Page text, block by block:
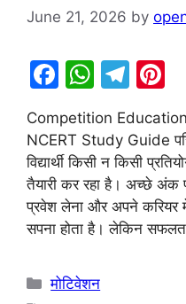
June 21, 2026 by
F
c
e
b
o
o
k
W
at
s
A
p
p
T
el
e
gr
a
m
nt
e
Competition
NCERT Study Guide
विद्यार्थी किसी न किसी
तैयारी कर रहा है। अच्छे अंक
प्रवेश लेना और अपने करियर
सपना होता है। लेकिन
Categories
मोटिवेशन